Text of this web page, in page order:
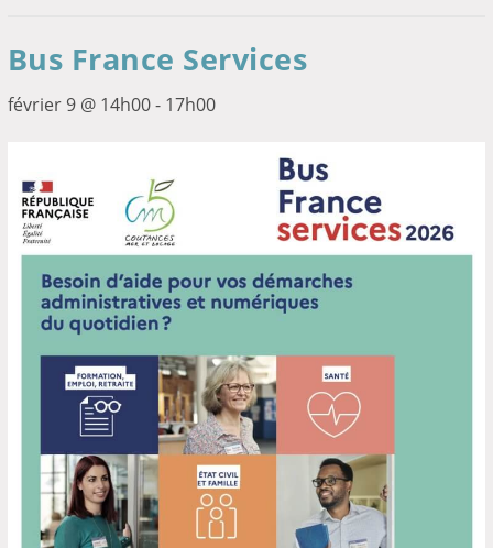
Bus France Services
février 9 @ 14h00- 17h00